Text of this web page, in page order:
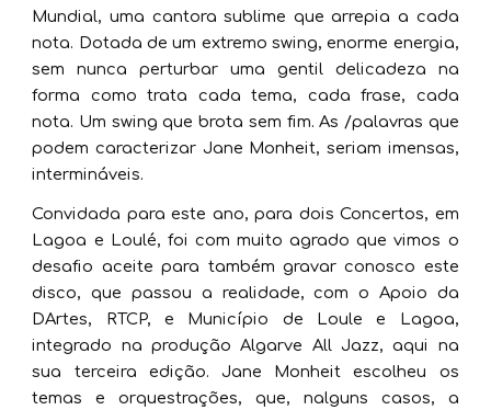
Mundial, uma cantora sublime que arrepia a cada
nota. Dotada de um extremo swing, enorme energia,
sem nunca perturbar uma gentil delicadeza na
forma como trata cada tema, cada frase, cada
nota. Um swing que brota sem fim. As /palavras que
podem caracterizar Jane Monheit, seriam imensas,
intermináveis.
Convidada para este ano, para dois Concertos, em
Lagoa e Loulé, foi com muito agrado que vimos o
desafio aceite para também gravar conosco este
disco, que passou a realidade, com o Apoio da
DArtes, RTCP, e Município de Loule e Lagoa,
integrado na produção Algarve All Jazz, aqui na
sua terceira edição. Jane Monheit escolheu os
temas e orquestrações, que, nalguns casos, a